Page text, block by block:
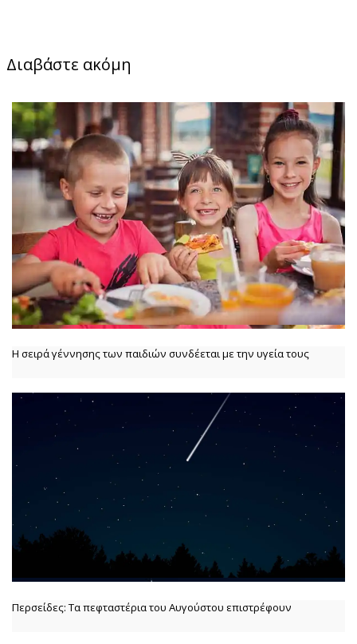
Διαβάστε ακόμη
Η σειρά γέννησης των παιδιών συνδέεται με την υγεία τους
Περσείδες: Τα πεφταστέρια του Αυγούστου επιστρέφουν